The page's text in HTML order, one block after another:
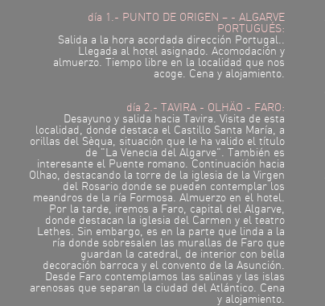
día 1.- PUNTO DE ORIGEN – - ALGARVE
PORTUGUÉS:
Salida a la hora acordada dirección Portugal..
Llegada al hotel asignado. Acomodación y
almuerzo. Tiempo libre en la localidad que nos
acoge. Cena y alojamiento.
día 2.- TAVIRA - OLHÄO - FARO:
Desayuno y salida hacia Tavira. Visita de esta
localidad, donde destaca el Castillo Santa María, a
orillas del Sèqua, situación que le ha valido el título
de "La Venecia del Algarve". También es
interesante el Puente romano. Continuación hacia
Olhao, destacando la torre de la iglesia de la Virgen
del Rosario donde se pueden contemplar los
meandros de la ría Formosa. Almuerzo en el hotel.
Por la tarde, iremos a Faro, capital del Algarve,
donde destacan la iglesia del Carmen y el teatro
Lethes. Sin embargo, es en la parte que linda a la
ría donde sobresalen las murallas de Faro que
guardan la catedral, de interior con bella
decoración barroca y el convento de la Asunción.
Desde Faro contemplamos las salinas y las islas
arenosas que separan la ciudad del Atlántico. Cena
y alojamiento.